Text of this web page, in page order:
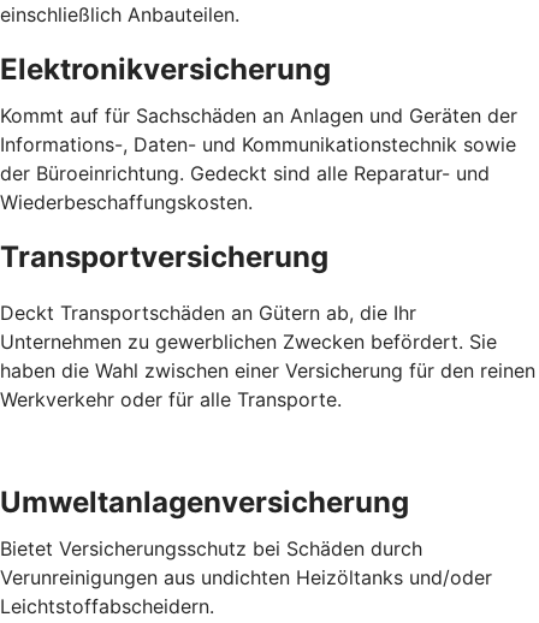
einschließlich Anbauteilen.
Elektronikversicherung
Kommt auf für Sachschäden an Anlagen und Geräten der
Informations-, Daten- und Kommunikationstechnik sowie
der Büroeinrichtung. Gedeckt sind alle Reparatur- und
Wiederbeschaffungskosten.
Transportversicherung
Deckt Transportschäden an Gütern ab, die Ihr
Unternehmen zu gewerblichen Zwecken befördert. Sie
haben die Wahl zwischen einer Versicherung für den reinen
Werkverkehr oder für alle Transporte.
Umweltanlagenversicherung
Bietet Versicherungsschutz bei Schäden durch
Verunreinigungen aus undichten Heizöltanks und/oder
Leichtstoffabscheidern.